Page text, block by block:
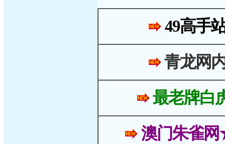
49高手
青龙网
最老牌白
澳门朱雀